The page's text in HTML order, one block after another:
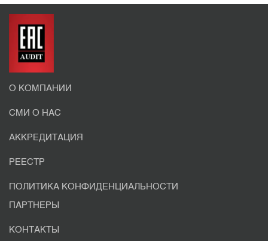
О КОМПАНИИ
СМИ О НАС
АККРЕДИТАЦИЯ
РЕЕСТР
ПОЛИТИКА КОНФИДЕНЦИАЛЬНОСТИ
ПАРТНЕРЫ
КОНТАКТЫ